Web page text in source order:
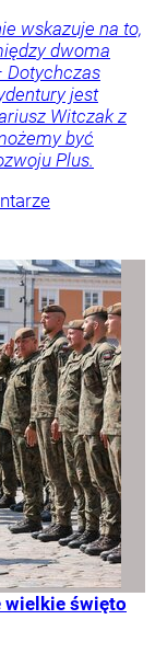
wskazuje na to,
dwoma
Dotychczas
jest
Witczak z
być
Plus.
wielkie święto